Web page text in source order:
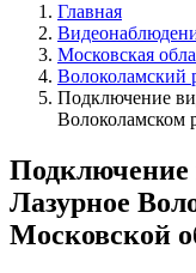
Главная
Московская
Волоколамский
Подключение
Волоколамском
Лазурное
Московской